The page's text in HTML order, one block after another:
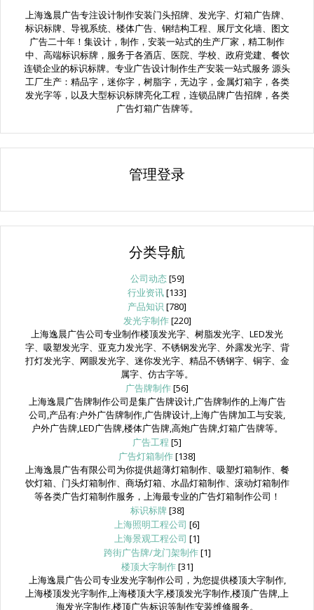
上海逸晨广告专注设计制作安装门头招牌、发光字、灯箱广告牌、
标识标牌、导视系统、楼体广告、钢结构工程、展厅文化墙、图文
广告二十年！集设计，制作，安装一站式的生产厂家，精工制作
中、高端标识标牌，服务于各酒店、医院、学校、政府党建、餐饮
连锁企业的标识标牌。专业广告设计制作生产安装一站式服务 源头
工厂生产：精品字，迷你字，树脂字，无边字，金属灯箱字，各类
发光字等，以及大型标识标牌亮化工程，连锁品牌广告招牌，各类
广告灯箱广告牌等。
管理登录
分类导航
公司动态[59]
行业资讯[133]
产品知识 [780]
发光字制作[220]
上海逸晨广告公司专业制作楼顶发光字、树脂发光字、LED发光
字、吸塑发光字、亚克力发光字、不锈钢发光字、外露发光字、背
打灯发光字、网眼发光字、迷你发光字、精品不锈钢字、铜字、金
属字、仿古字等。
广告牌制作[56]
上海逸晨广告牌制作公司是集广告牌设计,广告牌制作的上海广告
公司,产品有:户外广告牌制作,广告牌设计,上海广告牌加工与安装,
户外广告牌,LED广告牌,楼体广告牌,高炮广告牌,灯箱广告牌等。
广告工程 [5]
广告灯箱制作[138]
上海逸晨广告有限公司为你提供超薄灯箱制作、吸塑灯箱制作、餐
饮灯箱、门头灯箱制作、商场灯箱、水晶灯箱制作、滚动灯箱制作
等各类广告灯箱制作服务，上海最专业的广告灯箱制作公司！
标识标牌 [38]
上海照明工程公司 [6]
上海景观工程公司 [1]
跨街广告牌/龙门架制作[1]
楼顶大字制作[31]
上海逸晨广告公司专业发光字制作公司，为您提供楼顶大字制作,
上海楼顶发光字制作,上海楼顶大字,楼顶发光字制作,楼顶广告牌,上
海发光字制作,楼顶广告标识等制作安装维修服务。